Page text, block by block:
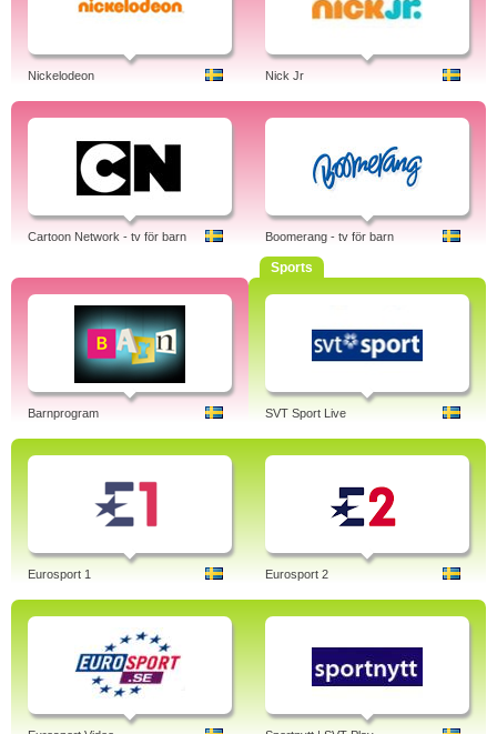
Nickelodeon Nick Jr
Cartoon Network - tv för barn Boomerang - tv för barn
Barnprogram
Sports
SVT Sport Live
Eurosport 1 Eurosport 2